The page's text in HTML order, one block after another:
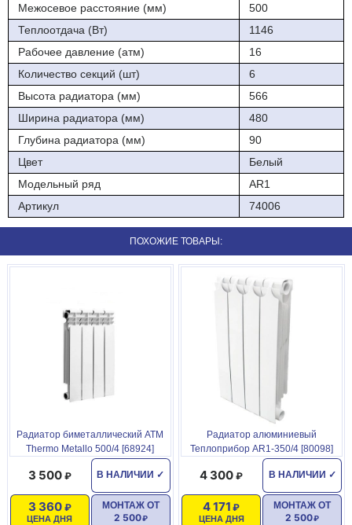
Межосевое расстояние (мм)
500
Теплоотдача (Вт)
1146
Рабочее давление (атм)
16
Количество секций (шт)
6
Высота радиатора (мм)
566
Ширина радиатора (мм)
480
Глубина радиатора (мм)
90
Цвет
Белый
Модельный ряд
AR1
Артикул
74006
ПОХОЖИЕ ТОВАРЫ:
Радиатор биметаллический АТМ
Thermo Metallo 500/4 [68924]
В НАЛИЧИИ ✓
3 500
ЦЕНА ДНЯ
3 360 МОНТАЖ ОТ
2 500
Радиатор алюминиевый
Теплоприбор AR1-350/4 [80098]
В НАЛИЧИИ ✓
4 300
ЦЕНА ДНЯ
4 171 МОНТАЖ ОТ
2 500